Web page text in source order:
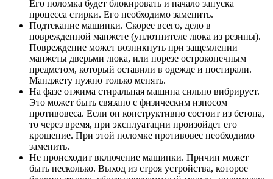
Его поломка будет блокировать и начало запуска
процесса стирки. Его необходимо заменить.
Подтекание машинки. Скорее всего, дело в
поврежденной манжете (уплотнителе люка из резины).
Повреждение может возникнуть при защемлении
манжеты дверьми люка, или порезе остроконечным
предметом, который оставили в одежде и постирали.
Манджету нужно только менять.
На фазе отжима стиральная машина сильно вибрирует.
Это может быть связано с физическим износом
противовеса. Если он конструктивно состоит из бетона,
то через время, при эксплуатации произойдет его
крошение. При этой поломке противовес необходимо
заменить.
Не происходит включение машинки. Причин может
быть несколько. Выход из строя устройства, которое